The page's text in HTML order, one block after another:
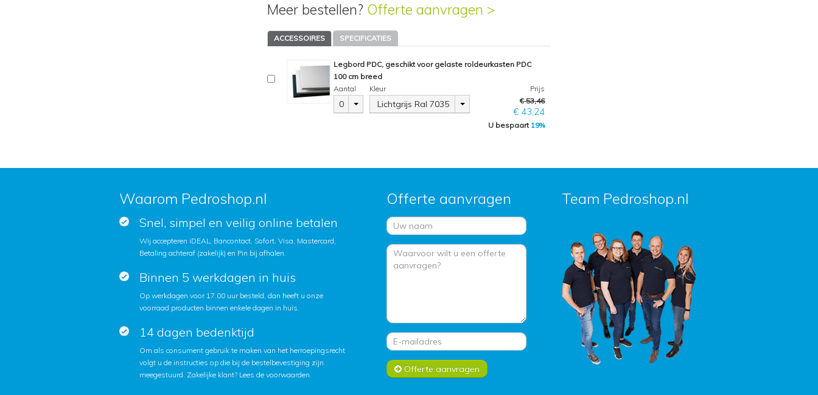
Meer bestellen? Offerte aanvragen >
ACCESSOIRES SPECIFICATIES
Legbord PDC, geschikt voor gelaste roldeurkasten PDC
100 cm breed
Aantal
0
Kleur
Lichtgrijs Ral 7035
Prijs
€ 53,46
€ 43,24
U bespaart 19%
Waarom Pedroshop.nl
Snel, simpel en veilig online betalen
Wij accepteren iDEAL, Bancontact, Sofort, Visa, Mastercard,
Betaling achteraf (zakelijk) en Pin bij afhalen.
Binnen 5 werkdagen in huis
Op werkdagen voor 17.00 uur besteld, dan heeft u onze
voorraad producten binnen enkele dagen in huis.
14 dagen bedenktijd
Om als consument gebruik te maken van het herroepingsrecht
volgt u de instructies op die bij de bestelbevestiging zijn
meegestuurd. Zakelijke klant? Lees de voorwaarden.
Offerte aanvragen
Offerte aanvragen
Team Pedroshop.nl